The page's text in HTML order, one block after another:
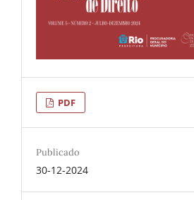
PDF
Publicado
30-12-2024